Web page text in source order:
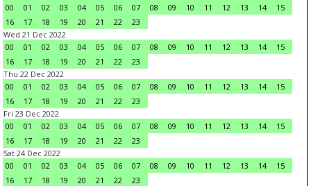
00
01 02 03 04 05 06 07 08 09 10 11 12 13 14
15
16
17 18 19 20 21 22
23
Wed 21 Dec 2022
00
01 02 03 04 05 06 07 08 09 10 11 12 13 14
15
16
17 18 19 20 21 22
23
Thu 22 Dec 2022
00
01 02 03 04 05 06 07 08 09 10 11 12 13 14
15
16
17 18 19 20 21 22
23
Fri 23 Dec 2022
00
01 02 03 04 05 06 07 08 09 10 11 12 13 14
15
16
17 18 19 20 21 22
23
Sat 24 Dec 2022
00
01 02 03 04 05 06 07 08 09 10 11 12 13 14
15
16
17 18 19 20 21 22
23